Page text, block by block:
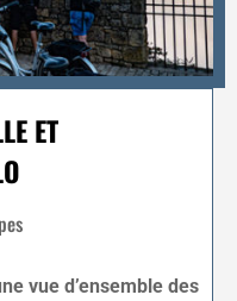
ET
vue d’ensemble des